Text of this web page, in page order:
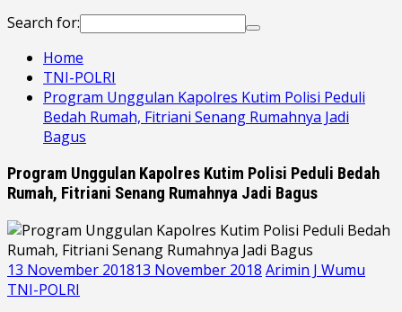
Search for:
Home
TNI-POLRI
Program Unggulan Kapolres Kutim Polisi Peduli
Bedah Rumah, Fitriani Senang Rumahnya Jadi
Bagus
Program Unggulan Kapolres Kutim Polisi Peduli Bedah
Rumah, Fitriani Senang Rumahnya Jadi Bagus
13 November 201813 November 2018 Arimin J Wumu
TNI-POLRI